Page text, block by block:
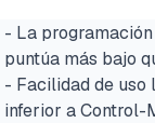
- La
puntúa más bajo
- Facilidad de uso
inferior a Control-